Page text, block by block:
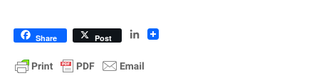
Share Post LinkedIn